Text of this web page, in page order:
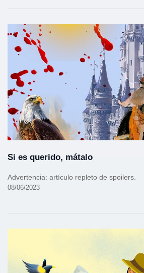
Si es querido, mátalo
Advertencia: artículo repleto de spoilers.
08/06/2023